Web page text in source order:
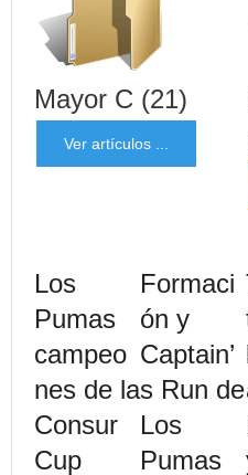
Mayor C (21)
Ver artículos ...
Los
Pumas
campeo
nes de la
Consur
Cup
Formaci
ón y
Captain’
s Run de
Los
Pumas